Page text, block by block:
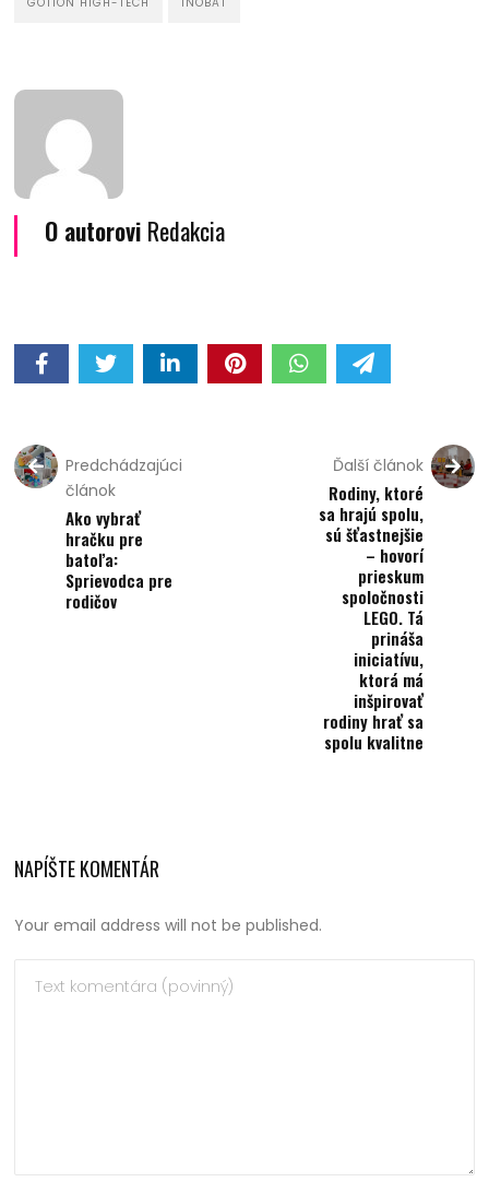
O autorovi Redakcia
Predchádzajúci
článok
Ako vybrať
hračku pre
batoľa:
Sprievodca pre
rodičov
Ďalší článok
Rodiny, ktoré
sa hrajú spolu,
sú šťastnejšie
– hovorí
prieskum
spoločnosti
LEGO. Tá
prináša
iniciatívu,
ktorá má
inšpirovať
rodiny hrať sa
spolu kvalitne
NAPÍŠTE KOMENTÁR
Your email address will not be published.